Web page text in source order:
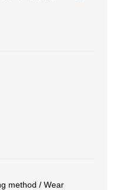
method / Wear